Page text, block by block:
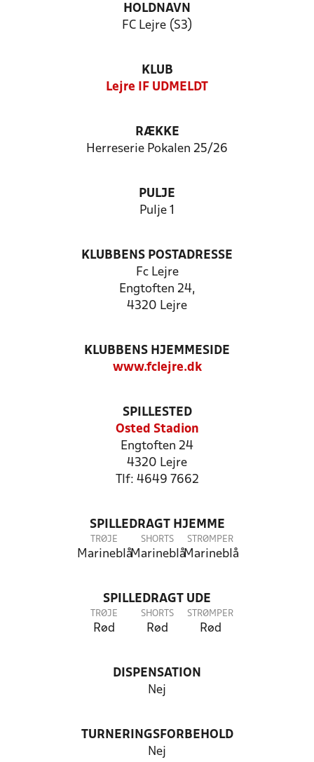
HOLDNAVN
FC Lejre (S3)
KLUB
Lejre IF UDMELDT
RÆKKE
Herreserie Pokalen 25/26
PULJE
Pulje 1
KLUBBENS POSTADRESSE
Fc Lejre
Engtoften 24,
4320 Lejre
KLUBBENS HJEMMESIDE
www.fclejre.dk
SPILLESTED
Osted Stadion
Engtoften 24
4320 Lejre
Tlf: 4649 7662
SPILLEDRAGT HJEMME
TRØJE
Marineblå
SHORTS
Marineblå
STRØMPER
Marineblå
SPILLEDRAGT UDE
TRØJE
Rød
SHORTS
Rød
STRØMPER
Rød
DISPENSATION
Nej
TURNERINGSFORBEHOLD
Nej